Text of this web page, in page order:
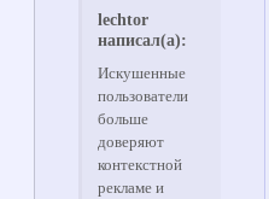
lechtor
написал(а):
Искушенные
пользователи
больше
доверяют
контекстной
рекламе и